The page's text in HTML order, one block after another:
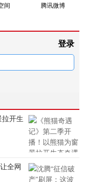
间 腾讯微博
登录
拉开生
全网